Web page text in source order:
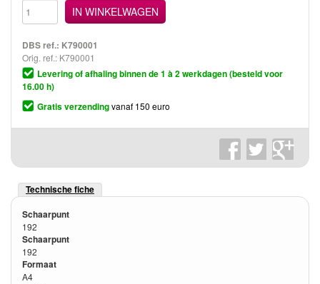
IN WINKELWAGEN
DBS ref.: K790001
Orig. ref.: K790001
Levering of afhaling binnen de 1 à 2 werkdagen (besteld voor
16.00 h)
Gratis verzendingvanaf 150 euro
Technische fiche
Schaarpunt
192
Schaarpunt
192
Formaat
A4